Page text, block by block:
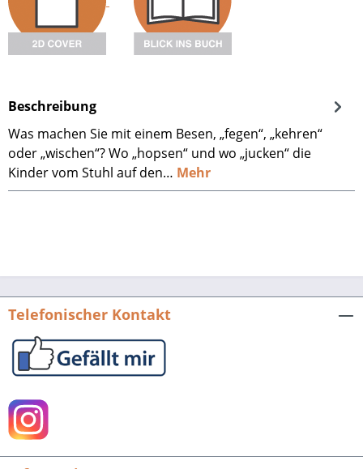
Beschreibung
Was machen Sie mit einem Besen, „fegen“, „kehren“
oder „wischen“? Wo „hopsen“ und wo „jucken“ die
Kinder vom Stuhl auf den… Mehr
Telefonischer Kontakt